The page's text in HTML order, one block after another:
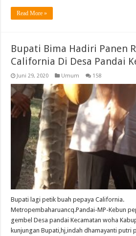
Read More »
Bupati Bima Hadiri Panen
California Di Desa Pandai
Juni 29, 2020 Umum 158
Bupati lagi petik buah pepaya California.
Metropembaharuancq.Pandai-MP-Kebun
gembel Desa pandai Kecamatan woha
kunjungan Bupati,hj,indah dhamayanti putri